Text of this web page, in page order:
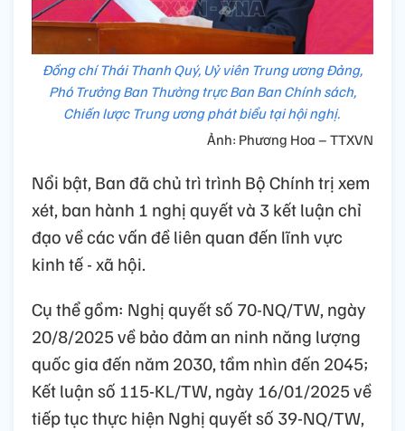
Đồng chí Thái Thanh Quý, Uỷ viên Trung ương Đảng,
Phó Trưởng Ban Thường trực Ban Ban Chính sách,
Chiến lược Trung ương phát biểu tại hội nghị.
Ảnh: Phương Hoa – TTXVN
Nổi bật, Ban đã chủ trì trình Bộ Chính trị xem
xét, ban hành 1 nghị quyết và 3 kết luận chỉ
đạo về các vấn đề liên quan đến lĩnh vực
kinh tế - xã hội.
Cụ thể gồm: Nghị quyết số 70-NQ/TW, ngày
20/8/2025 về bảo đảm an ninh năng lượng
quốc gia đến năm 2030, tầm nhìn đến 2045;
Kết luận số 115-KL/TW, ngày 16/01/2025 về
tiếp tục thực hiện Nghị quyết số 39-NQ/TW,